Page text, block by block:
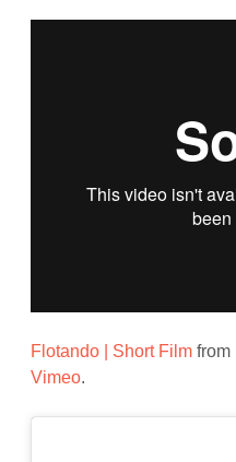
Flotando | Short Film from
Vimeo.